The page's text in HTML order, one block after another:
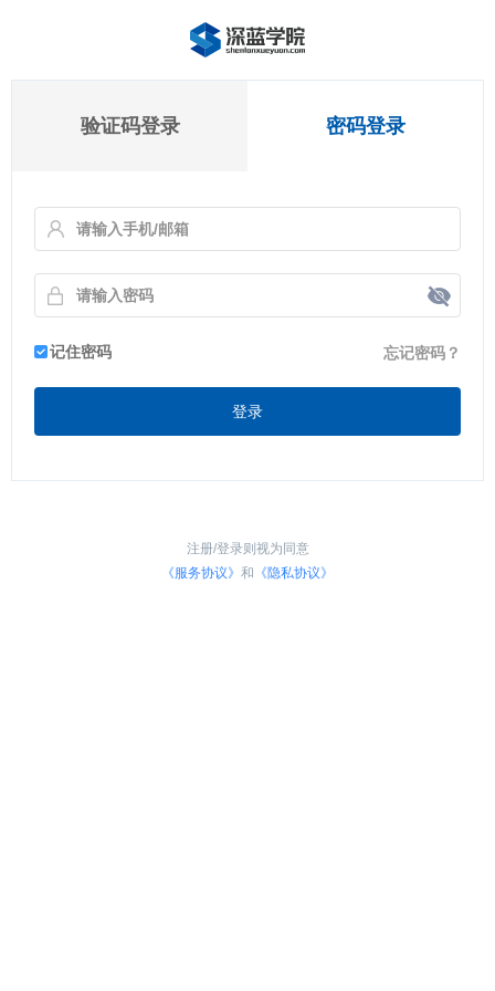
验证码登录 密码登录
忘记密码？
记住密码
登录
注册/登录则视为同意
《服务协议》 和 《隐私协议》